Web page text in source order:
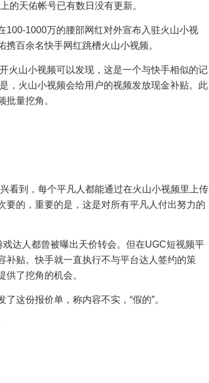
的天佑帐号已有数日没有更新。
100-1000万的腰部网红对外宣布入驻火山小视
百余名快手网红跳槽火山小视频。
火山小视频可以发现，这是一个与快手相似的记
，火山小视频会给用户的视频发放现金补贴。此
量挖角。
看到，每个平凡人都能通过在火山小视频里上传
的，重要的是，这是对所有平凡人付出努力的
达人都曾被曝出天价转会。但在UGC短视频平
补贴。快手就一直执行不与平台达人签约的策
了挖角的机会。
这份报价单，称内容不实，“假的”。